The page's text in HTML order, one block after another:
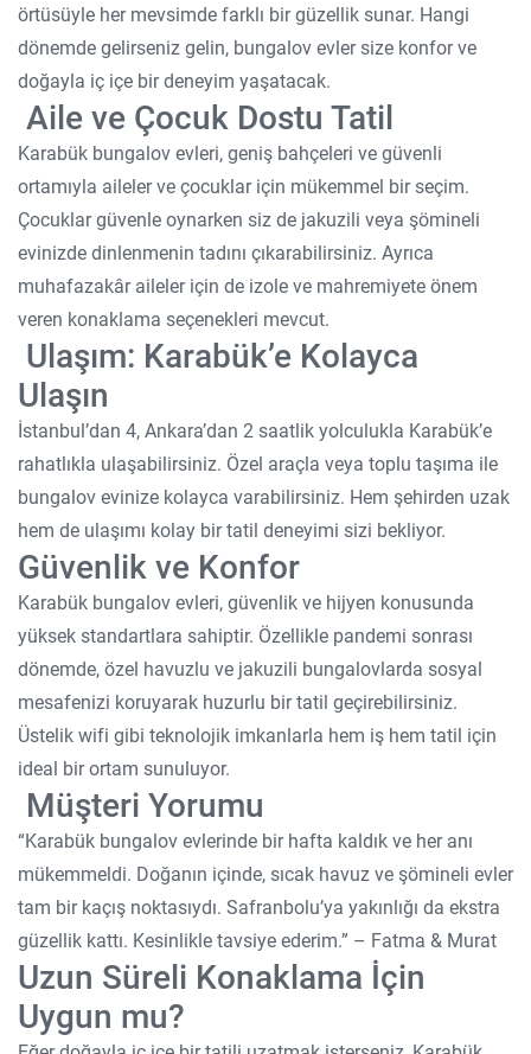
örtüsüyle her mevsimde farklı bir güzellik sunar. Hangi
dönemde gelirseniz gelin, bungalov evler size konfor ve
doğayla iç içe bir deneyim yaşatacak.
Aile ve Çocuk Dostu Tatil
Karabük bungalov evleri, geniş bahçeleri ve güvenli
ortamıyla aileler ve çocuklar için mükemmel bir seçim.
Çocuklar güvenle oynarken siz de jakuzili veya şömineli
evinizde dinlenmenin tadını çıkarabilirsiniz. Ayrıca
muhafazakâr aileler için de izole ve mahremiyete önem
veren konaklama seçenekleri mevcut.
Ulaşım: Karabük’e Kolayca
Ulaşın
İstanbul’dan 4, Ankara’dan 2 saatlik yolculukla Karabük’e
rahatlıkla ulaşabilirsiniz. Özel araçla veya toplu taşıma ile
bungalov evinize kolayca varabilirsiniz. Hem şehirden uzak
hem de ulaşımı kolay bir tatil deneyimi sizi bekliyor.
Güvenlik ve Konfor
Karabük bungalov evleri, güvenlik ve hijyen konusunda
yüksek standartlara sahiptir. Özellikle pandemi sonrası
dönemde, özel havuzlu ve jakuzili bungalovlarda sosyal
mesafenizi koruyarak huzurlu bir tatil geçirebilirsiniz.
Üstelik wifi gibi teknolojik imkanlarla hem iş hem tatil için
ideal bir ortam sunuluyor.
Müşteri Yorumu
“Karabük bungalov evlerinde bir hafta kaldık ve her anı
mükemmeldi. Doğanın içinde, sıcak havuz ve şömineli evler
tam bir kaçış noktasıydı. Safranbolu’ya yakınlığı da ekstra
güzellik kattı. Kesinlikle tavsiye ederim.” – Fatma & Murat
Uzun Süreli Konaklama İçin
Uygun mu?